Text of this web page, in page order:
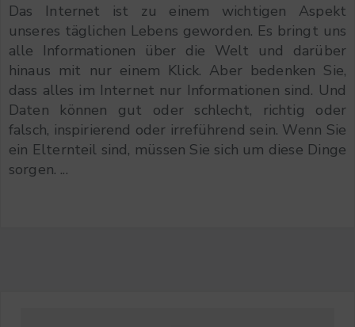
Das Internet ist zu einem wichtigen Aspekt
unseres täglichen Lebens geworden. Es bringt uns
alle Informationen über die Welt und darüber
hinaus mit nur einem Klick. Aber bedenken Sie,
dass alles im Internet nur Informationen sind. Und
Daten können gut oder schlecht, richtig oder
falsch, inspirierend oder irreführend sein. Wenn Sie
ein Elternteil sind, müssen Sie sich um diese Dinge
sorgen. ...